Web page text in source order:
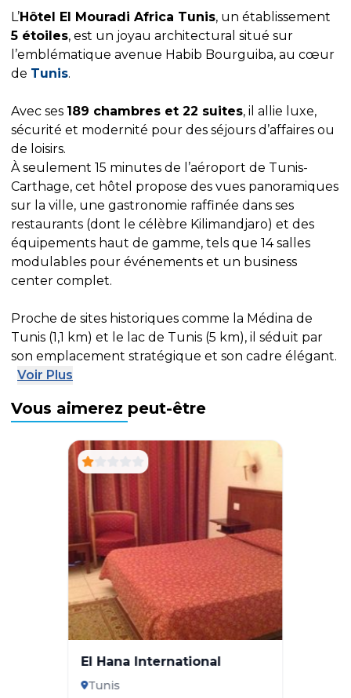
L’Hôtel El Mouradi Africa Tunis, un établissement
5 étoiles, est un joyau architectural situé sur
l’emblématique avenue Habib Bourguiba, au cœur
de Tunis.
Avec ses 189 chambres et 22 suites, il allie luxe,
sécurité et modernité pour des séjours d’affaires ou
de loisirs.
À seulement 15 minutes de l’aéroport de Tunis-
Carthage, cet hôtel propose des vues panoramiques
sur la ville, une gastronomie raffinée dans ses
restaurants (dont le célèbre Kilimandjaro) et des
équipements haut de gamme, tels que 14 salles
modulables pour événements et un business
center complet.
Proche de sites historiques comme la Médina de
Tunis (1,1 km) et le lac de Tunis (5 km), il séduit par
son emplacement stratégique et son cadre élégant.
Voir Plus
Vous aimerez peut-être
El Hana International
Tunis